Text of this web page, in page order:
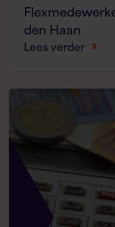
den Haan
Lees verder